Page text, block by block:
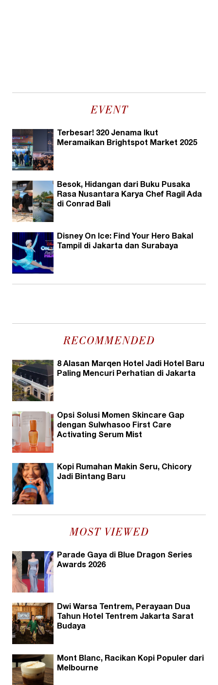
EVENT
Terbesar! 320 Jenama Ikut
Meramaikan Brightspot Market 2025
Besok, Hidangan dari Buku Pusaka
Rasa Nusantara Karya Chef Ragil Ada
di Conrad Bali
Disney On Ice: Find Your Hero Bakal
Tampil di Jakarta dan Surabaya
RECOMMENDED
8 Alasan Marqen Hotel Jadi Hotel Baru
Paling Mencuri Perhatian di Jakarta
Opsi Solusi Momen Skincare Gap
dengan Sulwhasoo First Care
Activating Serum Mist
Kopi Rumahan Makin Seru, Chicory
Jadi Bintang Baru
MOST VIEWED
Parade Gaya di Blue Dragon Series
Awards 2026
Dwi Warsa Tentrem, Perayaan Dua
Tahun Hotel Tentrem Jakarta Sarat
Budaya
Mont Blanc, Racikan Kopi Populer dari
Melbourne